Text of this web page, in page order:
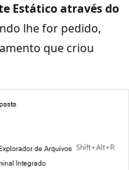
Estático através do
lhe for pedido,
que criou